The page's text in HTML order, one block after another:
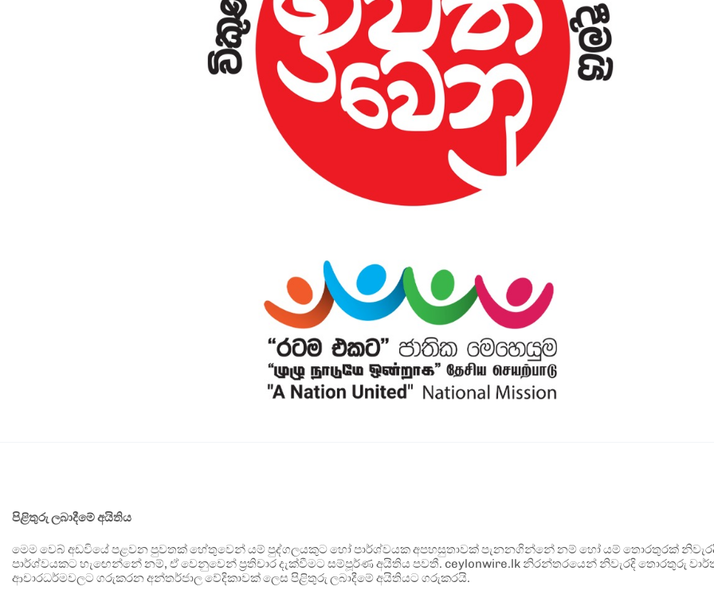
පිළිතුරු ලබාදීමේ අයිතිය
මෙම වෙබ් අඩවියේ පළවන පුවතක් හේතුවෙන් යම් පුද්ගලයකුට හෝ පාර්ශ්වයක අපහසුතාවක් පැනනගින්නේ නම් හෝ යම් තොරතුරක්
පාර්ශ්වයකට හැඟෙන්නේ නම්, ඒ වෙනුවෙන් ප්‍රතිචාර දැක්වීමට සම්පූර්ණ අයිතිය පවතී. ceylonwire.lk නිරන්තරයෙන් නිවැරදි තොරතුරු
ආචාරධර්මවලට ගරුකරන අන්තර්ජාල වේදිකාවක් ලෙස පිළිතුරු ලබාදීමේ අයිතියට ගරුකරයි.